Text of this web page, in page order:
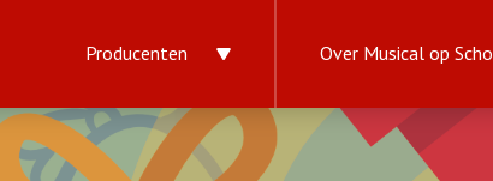
Producenten Over Musical op